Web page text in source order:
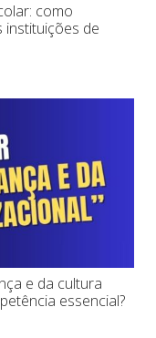
como
instituições de
e da cultura
essencial?